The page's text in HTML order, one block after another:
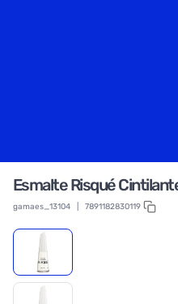
Esmalte Risqué
gamaes_13104 7891182830119